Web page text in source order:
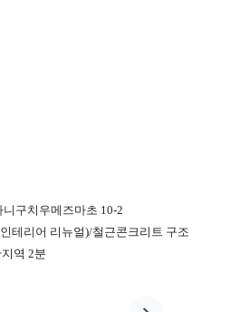
구치우메즈마초 10-2
테리어 리뉴얼)/철근콘크리트 구조
역 2분